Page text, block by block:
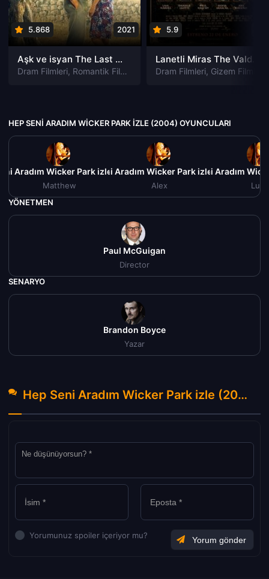
5.868 2021
Aşk ve isyan The Last Parasido izle
Dram Filmleri, Romantik Filmleri
5.9
Dram Filmleri, Gizem Filmleri
HEP SENI ARADIM WICKER PARK IZLE (2004) OYUNCULARI
Aradım Wicker Park izle (2004)
Matthew
Hep Seni Aradım Wicker Park izle (2004)
Alex
Hep Seni Aradım
Luke
YÖNETMEN
Paul McGuigan
Director
SENARYO
Brandon Boyce
Yazar
Hep Seni Aradım Wicker Park izle (2004) Hakkında Yorumlar
Yorumunuz spoiler içeriyor mu?